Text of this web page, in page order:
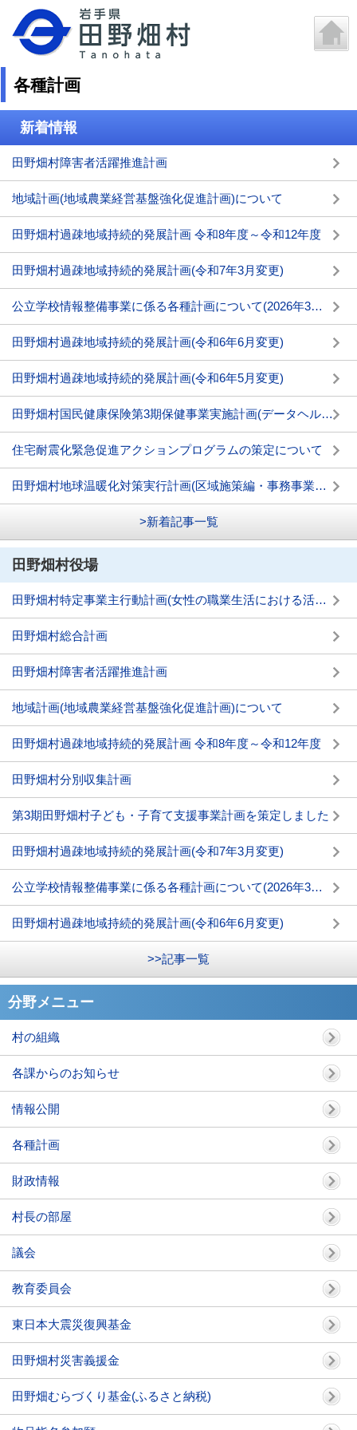
各種計画
新着情報
田野畑村障害者活躍推進計画
地域計画(地域農業経営基盤強化促進計画)について
田野畑村過疎地域持続的発展計画 令和8年度～令和12年度
田野畑村過疎地域持続的発展計画(令和7年3月変更)
公立学校情報整備事業に係る各種計画について(2026年3月6日更新)
田野畑村過疎地域持続的発展計画(令和6年6月変更)
田野畑村過疎地域持続的発展計画(令和6年5月変更)
田野畑村国民健康保険第3期保健事業実施計画(データヘルス計画) 第4期特定健康診査等実施計画
住宅耐震化緊急促進アクションプログラムの策定について
田野畑村地球温暖化対策実行計画(区域施策編・事務事業編)を策定しました
>新着記事一覧
田野畑村役場
田野畑村特定事業主行動計画(女性の職業生活における活躍の推進に関する法律)
田野畑村総合計画
田野畑村障害者活躍推進計画
地域計画(地域農業経営基盤強化促進計画)について
田野畑村過疎地域持続的発展計画 令和8年度～令和12年度
田野畑村分別収集計画
第3期田野畑村子ども・子育て支援事業計画を策定しました
田野畑村過疎地域持続的発展計画(令和7年3月変更)
公立学校情報整備事業に係る各種計画について(2026年3月6日更新)
田野畑村過疎地域持続的発展計画(令和6年6月変更)
>>記事一覧
分野メニュー
村の組織
各課からのお知らせ
情報公開
各種計画
財政情報
村長の部屋
議会
教育委員会
東日本大震災復興基金
田野畑村災害義援金
田野畑むらづくり基金(ふるさと納税)